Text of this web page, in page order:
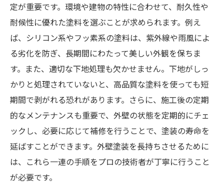
価格だけに惑わされない選び方
見積もりの落とし穴とその回避法
外壁塗装で選ぶべき塗料の種類とその理由
シリコン塗料の特徴と利点
フッ素塗料の耐久性と価格
アクリル塗料のコストパフォーマンス
汚れに強い塗料の選び方
環境に優しい塗料の特徴
用途に応じた塗料選びのポイント
外壁塗装での賢い選択実例から学ぶポイント
成功事例から学ぶ外壁塗装の秘訣
定が重要です。環境や建物の特性に合わせて、耐久性や
耐候性に優れた塗料を選ぶことが求められます。例え
ば、シリコン系やフッ素系の塗料は、紫外線や雨風によ
る劣化を防ぎ、長期間にわたって美しい外観を保ちま
す。また、適切な下地処理も欠かせません。下地がしっ
かりと処理されていないと、高品質な塗料を使っても短
期間で剥がれる恐れがあります。さらに、施工後の定期
的なメンテナンスも重要で、外壁の状態を定期的にチェ
ックし、必要に応じて補修を行うことで、塗装の寿命を
延ばすことができます。外壁塗装を長持ちさせるために
は、これら一連の手順をプロの技術者が丁寧に行うこと
が必要です。